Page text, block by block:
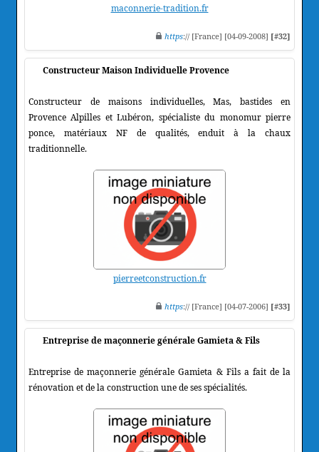
maconnerie-tradition.fr
https:// [France] [04-09-2008] [#32]
Constructeur Maison Individuelle Provence
Constructeur de maisons individuelles, Mas, bastides en
Provence Alpilles et Lubéron, spécialiste du monomur pierre
ponce, matériaux NF de qualités, enduit à la chaux
traditionnelle.
pierreetconstruction.fr
https:// [France] [04-07-2006] [#33]
Entreprise de maçonnerie générale Gamieta & Fils
Entreprise de maçonnerie générale Gamieta & Fils a fait de la
rénovation et de la construction une de ses spécialités.